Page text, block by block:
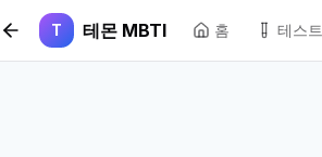
본문 바로가기
T 테몬 MBTI 홈 테스트